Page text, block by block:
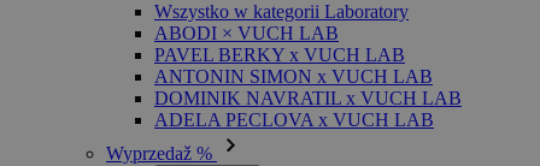
Wszystko w kategorii Laboratory
ABODI × VUCH LAB
PAVEL BERKY x VUCH LAB
ANTONIN SIMON x VUCH LAB
DOMINIK NAVRATIL x VUCH LAB
ADELA PECLOVA x VUCH LAB
Wyprzedaž %